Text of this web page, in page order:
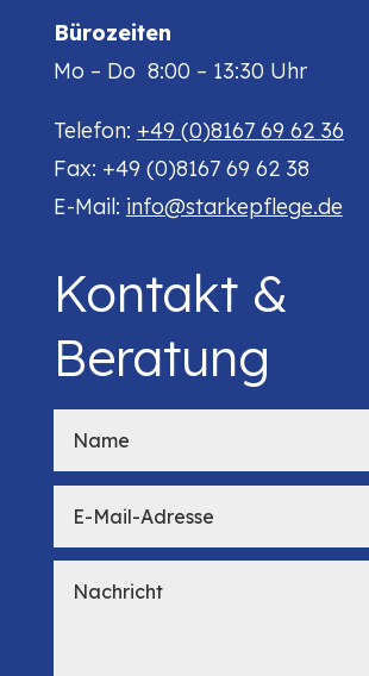
Bürozeiten
Mo – Do 8:00 – 13:30 Uhr
Telefon: +49 (0)8167 69 62 36
Fax: +49 (0)8167 69 62 38
E-Mail: info@starkepflege.de
Kontakt &
Beratung